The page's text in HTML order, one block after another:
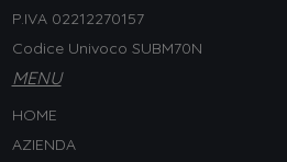
P.IVA 02212270157
Codice Univoco SUBM70N
MENU
HOME
AZIENDA